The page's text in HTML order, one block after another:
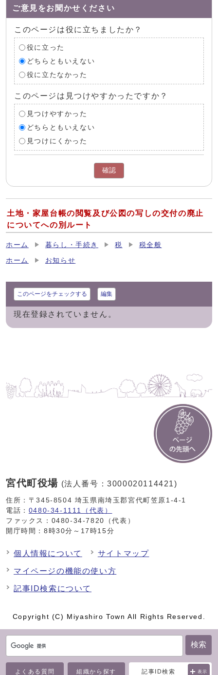
検索
よくある質問 組織から探す 記事ID検索 表示
ご意見をお聞かせください
このページは役に立ちましたか？
役に立った
どちらともいえない
役に立たなかった
このページは見つけやすかったですか？
見つけやすかった
どちらともいえない
見つけにくかった
確認
土地・家屋台帳の閲覧及び公図の写しの交付の廃止
についてへの別ルート
ホーム 暮らし・手続き 税 税全般
ホーム お知らせ
このページをチェックする 編集
現在登録されていません。
宮代町役場 (法人番号：3000020114421)
住所：〒345-8504 埼玉県南埼玉郡宮代町笠原1-4-1
電話： 0480-34-1111（代表）
ファックス：0480-34-7820（代表）
開庁時間：8時30分～17時15分
個人情報について サイトマップ
マイページの機能の使い方
記事ID検索について
Copyright (C) Miyashiro Town All Rights Reserved.